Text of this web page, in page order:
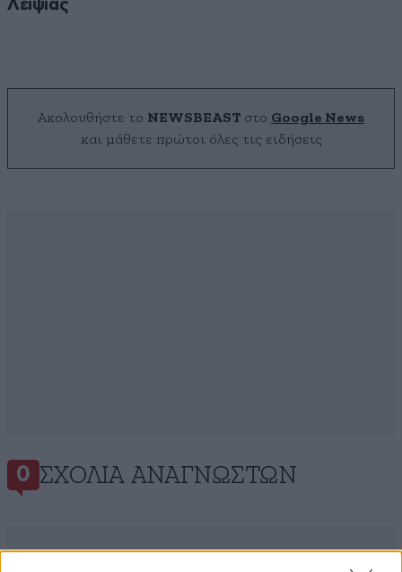
Λειψίας
Ακολουθήστε το NEWSBEAST στο Google News
και μάθετε πρώτοι όλες τις ειδήσεις
0 ΣΧΌΛΙΑ ΑΝΑΓΝΩΣΤΏΝ